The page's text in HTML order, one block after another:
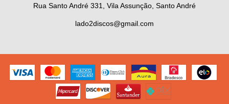
Rua Santo André 331, Vila Assunção, Santo André
lado2discos@gmail.com